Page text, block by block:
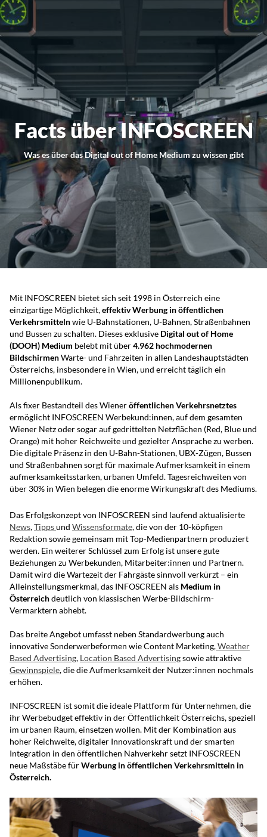
Facts über INFOSCREEN
Was es über das Digital out of Home Medium zu wissen gibt
Mit INFOSCREEN bietet sich seit 1998 in Österreich eine
einzigartige Möglichkeit,effektiv Werbung in öffentlichen
Verkehrsmittelnwie U-Bahnstationen, U-Bahnen, Straßenbahnen
und Bussen zu schalten. Dieses exklusive Digital out of Home
(DOOH) Medium belebt mit über4.962 hochmodernen
BildschirmenWarte- und Fahrzeiten in allen Landeshauptstädten
Österreichs, insbesondere in Wien, und erreicht täglich ein
Millionenpublikum.
Als fixer Bestandteil des Wieneröffentlichen Verkehrsnetztes
ermöglicht INFOSCREEN Werbekund:innen, auf dem gesamten
Wiener Netz oder sogar auf gedrittelten Netzflächen (Red, Blue und
Orange) mit hoher Reichweite und gezielter Ansprache zu werben.
Die digitale Präsenz in den U-Bahn-Stationen, UBX-Zügen, Bussen
und Straßenbahnen sorgt für maximale Aufmerksamkeit in einem
aufmerksamkeitsstarken, urbanen Umfeld. Tagesreichweiten von
über 30% in Wien belegen die enorme Wirkungskraft des Mediums.
Das Erfolgskonzept von INFOSCREEN sind laufend aktualisierte
News,Tippsund Wissensformate, die von der 10-köpfigen
Redaktion sowie gemeinsam mit Top-Medienpartnern produziert
werden. Ein weiterer Schlüssel zum Erfolg ist unsere gute
Beziehungen zu Werbekunden, Mitarbeiter:innen und Partnern.
Damit wird die Wartezeit der Fahrgäste sinnvoll verkürzt – ein
Alleinstellungsmerkmal, das INFOSCREEN als Medium in
Österreichdeutlich von klassischen Werbe-Bildschirm-
Vermarktern abhebt.
Das breite Angebot umfasst neben Standardwerbung auch
innovative Sonderwerbeformen wie Content Marketing,Weather
Based Advertising, Location Based Advertisingsowie attraktive
Gewinnspiele, die die Aufmerksamkeit der Nutzer:innen nochmals
erhöhen.
INFOSCREEN ist somit die ideale Plattform für Unternehmen, die
ihr Werbebudget effektiv in der Öffentlichkeit Österreichs, speziell
im urbanen Raum, einsetzen wollen. Mit der Kombination aus
hoher Reichweite, digitaler Innovationskraft und der smarten
Integration in den öffentlichen Nahverkehr setzt INFOSCREEN
neue Maßstäbe fürWerbung in öffentlichen Verkehrsmitteln in
Österreich.